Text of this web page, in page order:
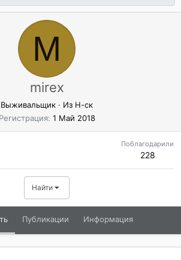
M
mirex
Выживальщик · Из Н-ск
Регистрация 1 Май 2018
Поблагодарили
228
Найти
Публикации Информация